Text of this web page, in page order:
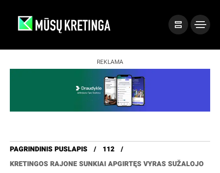
REKLAMA
PAGRINDINIS PUSLAPIS
112
KRETINGOS RAJONE SUNKIAI APGIRTĘS VYRAS SUŽALOJO